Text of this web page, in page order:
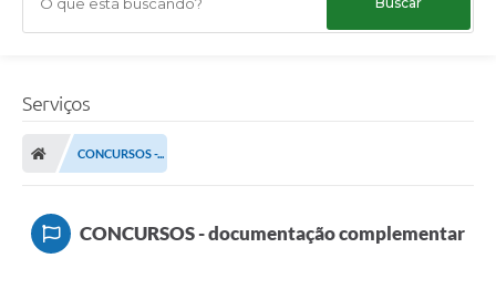
Serviços
CONCURSOS -...
CONCURSOS - documentação complementar